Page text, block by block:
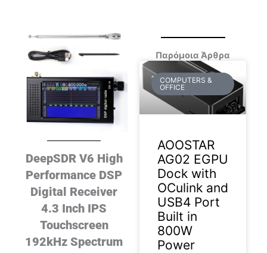
DeepSDR V6 High
Performance DSP
Digital Receiver
4.3 Inch IPS
Touchscreen
192kHz Spectrum
Παρόμοια Άρθρα
COMPUTERS &
OFFICE
AOOSTAR
AG02 EGPU
Dock with
OCulink and
USB4 Port
Built in
800W
Power